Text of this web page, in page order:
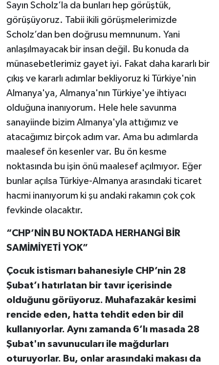
Sayın Scholz’la da bunları hep görüştük,
görüşüyoruz. Tabii ikili görüşmelerimizde
Scholz’dan ben doğrusu memnunum. Yani
anlaşılmayacak bir insan değil. Bu konuda da
münasebetlerimiz gayet iyi. Fakat daha kararlı bir
çıkış ve kararlı adımlar bekliyoruz ki Türkiye'nin
Almanya'ya, Almanya'nın Türkiye'ye ihtiyacı
olduğuna inanıyorum. Hele hele savunma
sanayiinde bizim Almanya'yla attığımız ve
atacağımız birçok adım var. Ama bu adımlarda
maalesef ön kesenler var. Bu ön kesme
noktasında bu işin önü maalesef açılmıyor. Eğer
bunlar açılsa Türkiye-Almanya arasındaki ticaret
hacmi inanıyorum ki şu andaki rakamın çok çok
fevkinde olacaktır.
“CHP’NİN BU NOKTADA HERHANGİ BİR
SAMİMİYETİ YOK”
Çocuk istismarı bahanesiyle CHP’nin 28
Şubat’ı hatırlatan bir tavır içerisinde
olduğunu görüyoruz. Muhafazakâr kesimi
rencide eden, hatta tehdit eden bir dil
kullanıyorlar. Aynı zamanda 6’lı masada 28
Şubat'ın savunucuları ile mağdurları
oturuyorlar. Bu, onlar arasındaki makası da